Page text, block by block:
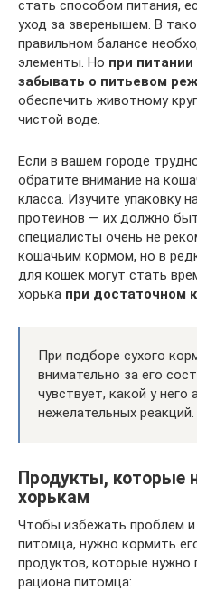
стать способом питания,
уход за зверенышем. В
правильном балансе
элементы. Но при
забывать о питьевом
обеспечить животному
чистой воде.
Если в вашем городе
обратите внимание на
класса. Изучите упаковку
протеинов — их должно
специалисты очень не
кошачьим кормом, но в
для кошек могут стать
хорька при достаточном
При подборе сухого
внимательно за его
чувствует, какой у него
нежелательных реакций.
Продукты, которые
хорькам
Чтобы избежать проблем и
питомца, нужно кормить
продуктов, которые
рациона питомца: